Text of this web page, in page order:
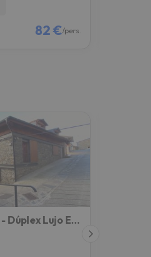
82 €/pers.
Cal DomÈnec - Dúplex Lujo En Rialp ( Se Admiten Mascotas)